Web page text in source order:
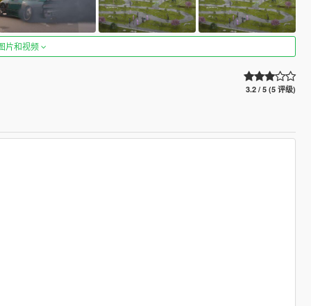
片和视频
3.2 / 5 (5 评级)